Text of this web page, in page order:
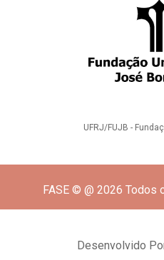
UFRJ/FUJB -
FASE © @ 2026
Desenvolvido